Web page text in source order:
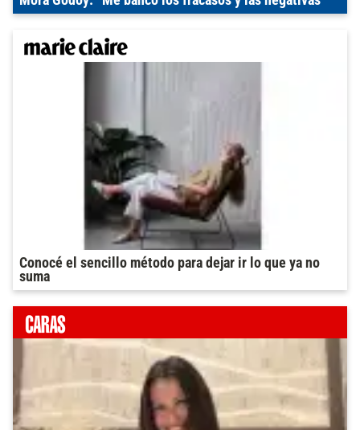
Conocé el sencillo método para dejar ir lo que ya no
suma